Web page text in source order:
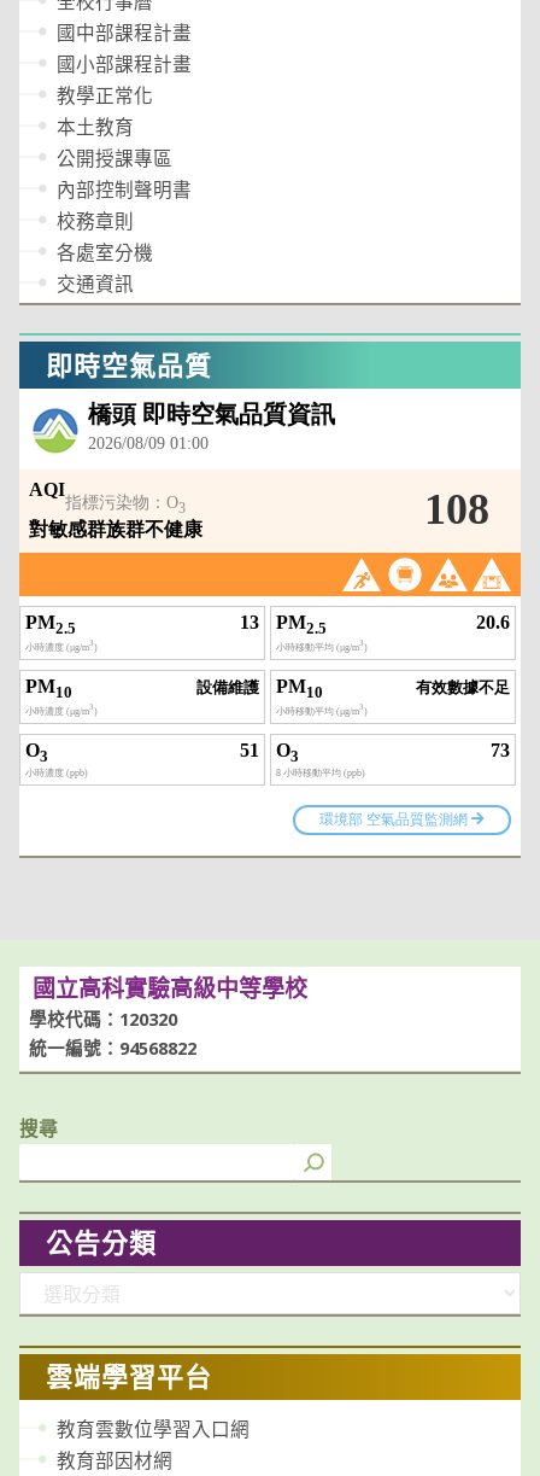
國中部課程計畫
國小部課程計畫
教學正常化
本土教育
公開授課專區
內部控制聲明書
校務章則
各處室分機
交通資訊
即時空氣品質
國立高科實驗高級中等學校
學校代碼：120320
統一編號：94568822
搜尋
公告分類
類
雲端學習平台
教育雲數位學習入口網
教育部因材網